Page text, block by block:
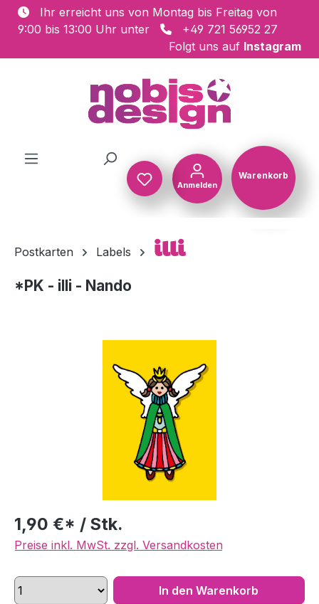
Zum Hauptinhalt springen
Ihr erreicht uns von Montag bis Freitag von
9:00 bis 13:00 Uhr unter
+49 721 56952 27
Folgt uns auf Instagram
Anmelden
Warenkorb
Postkarten Labels illi
*PK - illi - Nando
1,90 €* / Stk.
Preise inkl. MwSt. zzgl. Versandkosten
In den Warenkorb